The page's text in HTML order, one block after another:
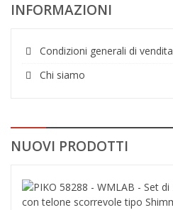
INFORMAZIONI
Condizioni generali di vendita
Chi siamo
NUOVI PRODOTTI